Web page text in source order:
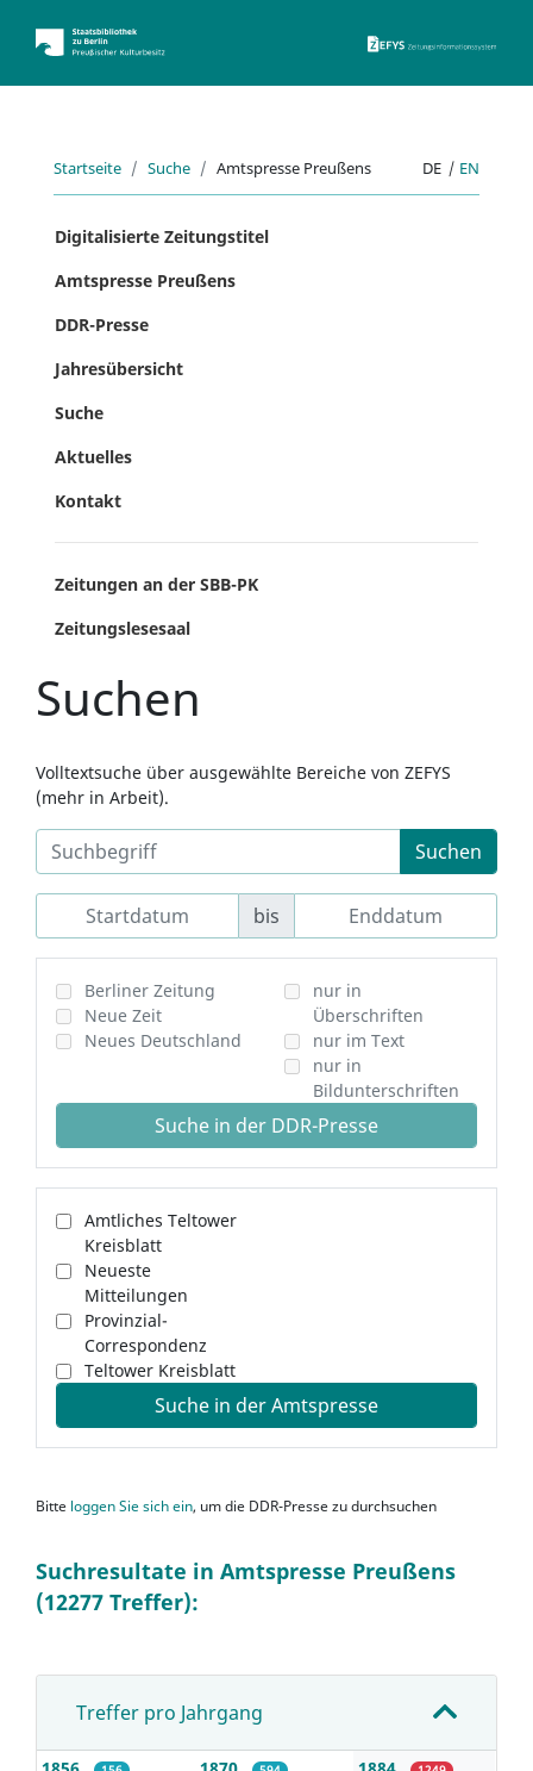
Startseite Suche Amtspresse Preußens DE | EN
Digitalisierte Zeitungstitel
Amtspresse Preußens
DDR-Presse
Jahresübersicht
Suche
Aktuelles
Kontakt
Zeitungen an der SBB-PK
Zeitungslesesaal
Suchen
Volltextsuche über ausgewählte Bereiche von ZEFYS
(mehr in Arbeit).
Suchen
bis
Berliner Zeitung
Neue Zeit
Neues Deutschland
nur in
Überschriften
nur im Text
nur in
Bildunterschriften
Suche in der DDR-Presse
Amtliches Teltower
Kreisblatt
Neueste
Mitteilungen
Provinzial-
Correspondenz
Teltower Kreisblatt
Suche in der Amtspresse
Bitte loggen Sie sich ein, um die DDR-Presse zu durchsuchen
Suchresultate in Amtspresse Preußens
(12277 Treffer):
Treffer pro Jahrgang